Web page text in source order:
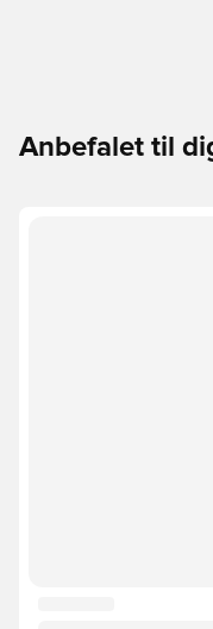
Anbefalet til